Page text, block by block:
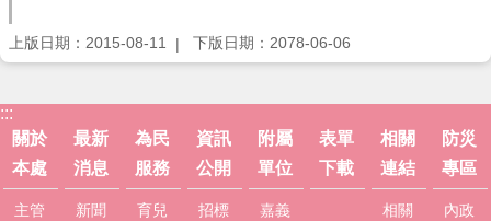
屬
相
關
法
規
上版日期：2015-08-11 下版日期：2078-06-06
:::
關於
本處
主管
最新
消息
新聞
為民
服務
育兒
資訊
公開
招標
附屬
單位
嘉義
表單
下載
相關
連結
相關
防災
專區
內政